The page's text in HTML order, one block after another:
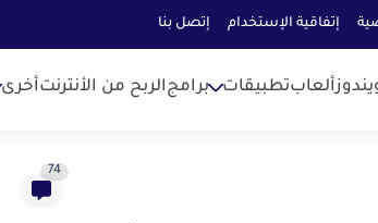
إتفاقية الإستخدام إتصل بنا
ألعابتطبيقات برامجالربح من الأنترنتأخرى
74